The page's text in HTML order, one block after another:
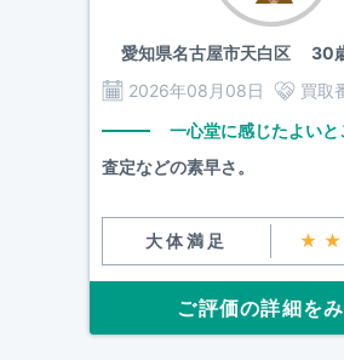
愛知県名古屋市天白区30
2026年08月08日
買取
一心堂に感じたよいと
査定などの素早さ。
大体満足
ご評価の詳細を